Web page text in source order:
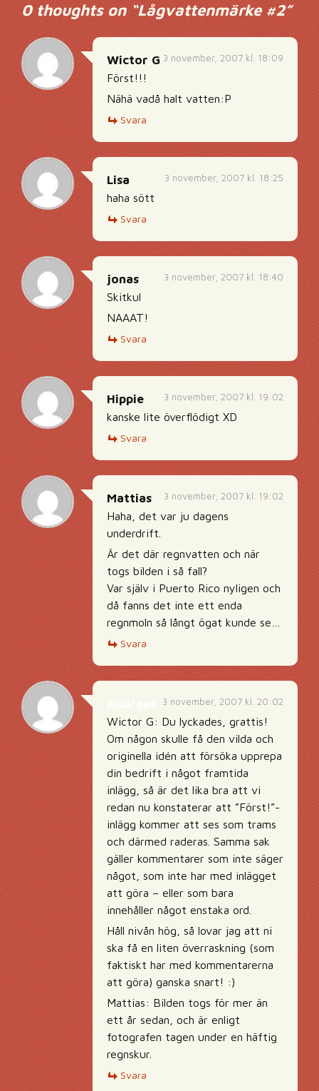
0 thoughts on “Lågvattenmärke #2”
3 november, 2007 kl. 18:09
Wictor G
Först!!!
Nähä vadå halt vatten:P
Svara
3 november, 2007 kl. 18:25
Lisa
haha sött
Svara
3 november, 2007 kl. 18:40
jonas
Skitkul
NAAAT!
Svara
3 november, 2007 kl. 19:02
Hippie
kanske lite överflödigt XD
Svara
3 november, 2007 kl. 19:02
Mattias
Haha, det var ju dagens
underdrift.
Är det där regnvatten och när
togs bilden i så fall?
Var själv i Puerto Rico nyligen och
då fanns det inte ett enda
regnmoln så långt ögat kunde se…
Svara
3 november, 2007 kl. 20:02
Wictor G: Du lyckades, grattis!
Om någon skulle få den vilda och
originella idén att försöka upprepa
din bedrift i något framtida
inlägg, så är det lika bra att vi
redan nu konstaterar att ”Först!”-
inlägg kommer att ses som trams
och därmed raderas. Samma sak
gäller kommentarer som inte säger
något, som inte har med inlägget
att göra – eller som bara
innehåller något enstaka ord.
Håll nivån hög, så lovar jag att ni
ska få en liten överraskning (som
faktiskt har med kommentarerna
att göra) ganska snart! :)
Mattias: Bilden togs för mer än
ett år sedan, och är enligt
fotografen tagen under en häftig
regnskur.
Svara